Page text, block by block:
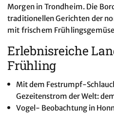
Morgen in Trondheim. Die
traditionellen Gerichten der
mit frischem
Erlebnisreiche
Frühling
Mit dem Festrumpf-
Gezeitenstrom der Welt:
Vogel- Beobachtung in